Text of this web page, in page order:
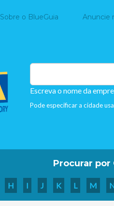
Home
Sobre o BlueGuia Anuncie
Escreva o nome da
Pode especificar a cidade
Procurar por
H I J K L M